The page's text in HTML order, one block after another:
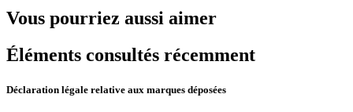
Vous pourriez aussi aimer
Éléments consultés récemment
Déclaration légale relative aux marques déposées